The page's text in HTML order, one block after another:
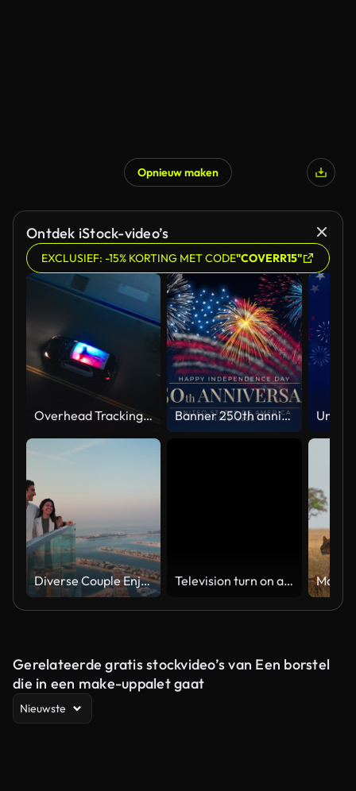
Opnieuw maken
Ontdek iStock-video’s
EXCLUSIEF: -15% KORTING MET CODE"COVERR15"
Overhead Tracking Drone Shot of a Police Car Driving on a City Street with Lights On at Night Banner 250th anniversary of the USA. 250 years of independence. 4th of july 2026 usa independence day, video greeting card. US flag fireworks on blue sky background. Fourth of july. 4k seamless loop
Diverse Couple Enjoying Sunset Views from High Rise Sky Deck Overlooking Palm Jumeirah Television turn on and off. Switch on tv effect, switch off tv effect. Turn on Lcd TV effect, turn off TV effect . Led Tv on and off on black background
Gerelateerde gratis stockvideo’s van Een borstel
die in een make-uppalet gaat
Nieuwste